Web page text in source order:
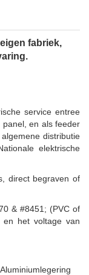
fabriek,
service entree
en als feeder
distributie
elektrische
direct begraven of
& #8451; (PVC of
en het voltage van